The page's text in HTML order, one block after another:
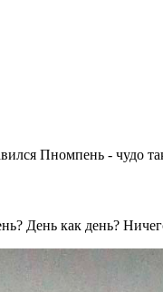
Пномпень - чудо
День как день?